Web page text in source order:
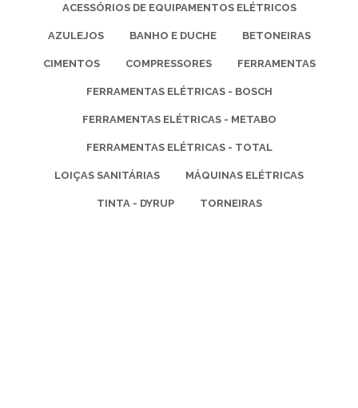
ACESSÓRIOS DE EQUIPAMENTOS ELÉTRICOS
AZULEJOS BANHO E DUCHE BETONEIRAS
CIMENTOS COMPRESSORES FERRAMENTAS
FERRAMENTAS ELÉTRICAS - BOSCH
FERRAMENTAS ELÉTRICAS - METABO
FERRAMENTAS ELÉTRICAS - TOTAL
LOIÇAS SANITÁRIAS MÁQUINAS ELÉTRICAS
TINTA - DYRUP TORNEIRAS